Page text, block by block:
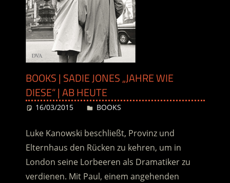
BOOKS | SADIE JONES „JAHRE WIE
DIESE“ | AB HEUTE
16/03/2015 Desiree
BOOKS
Luke Kanowski beschließt, Provinz und
Elternhaus den Rücken zu kehren, um in
London seine Lorbeeren als Dramatiker zu
verdienen. Mit Paul, einem angehenden